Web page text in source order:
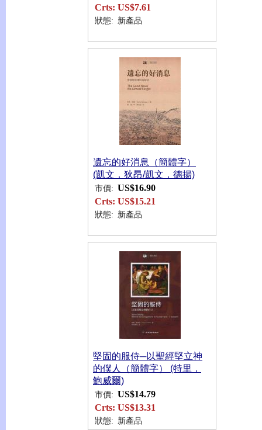
Crts: US$7.61
狀態: 新產品
遺忘的好消息（簡體字）
(凱文．狄昂/凱文．德揚)
市價: US$16.90
Crts: US$15.21
狀態: 新產品
堅固的服侍─以聖經堅立神
的僕人（簡體字） (特里．
鮑威爾)
市價: US$14.79
Crts: US$13.31
狀態: 新產品